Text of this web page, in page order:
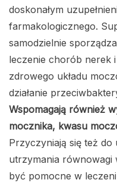
doskonałym
farmakologicznego.
samodzielnie
leczenie chorób nerek
zdrowego układu
działanie
Wspomagają również
mocznika, kwasu
Przyczyniają się też
utrzymania równowagi
być pomocne w